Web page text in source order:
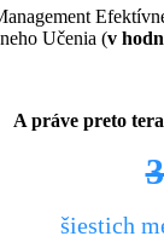
Učenia (v
A práve preto
šiestich